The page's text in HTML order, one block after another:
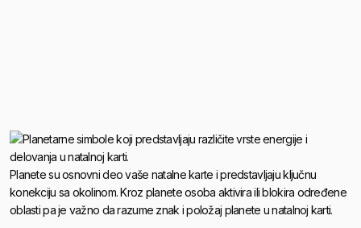
Planete su osnovni deo vaše natalne karte i predstavljaju ključnu
konekciju sa okolinom. Kroz planete osoba aktivira ili blokira određene
oblasti pa je važno da razume znak i položaj planete u natalnoj karti.